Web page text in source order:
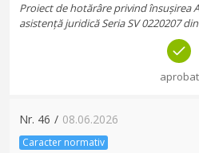
Proiect de hotărâre privind însușirea
asistență juridică Seria SV 0220207
aprobat
Nr. 46 / 08.06.2026
Caracter normativ